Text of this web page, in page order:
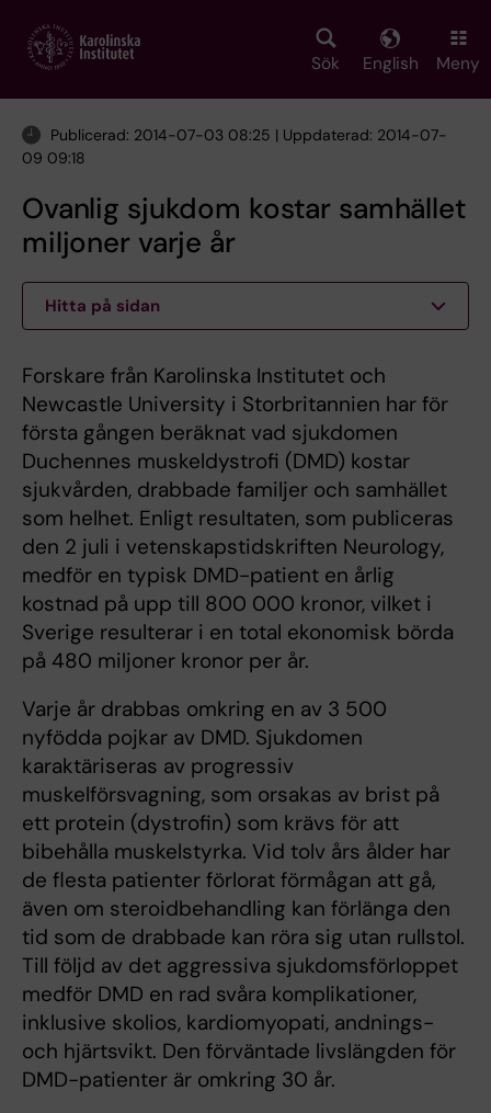
main
Sök English Meny
Publicerad: 2014-07-03 08:25 | Uppdaterad: 2014-07-
09 09:18
Ovanlig sjukdom kostar samhället
miljoner varje år
Hitta på sidan
Forskare från Karolinska Institutet och
Newcastle University i Storbritannien har för
första gången beräknat vad sjukdomen
Duchennes muskeldystrofi (DMD) kostar
sjukvården, drabbade familjer och samhället
som helhet. Enligt resultaten, som publiceras
den 2 juli i vetenskapstidskriften Neurology,
medför en typisk DMD-patient en årlig
kostnad på upp till 800 000 kronor, vilket i
Sverige resulterar i en total ekonomisk börda
på 480 miljoner kronor per år.
Varje år drabbas omkring en av 3 500
nyfödda pojkar av DMD. Sjukdomen
karaktäriseras av progressiv
muskelförsvagning, som orsakas av brist på
ett protein (dystrofin) som krävs för att
bibehålla muskelstyrka. Vid tolv års ålder har
de flesta patienter förlorat förmågan att gå,
även om steroidbehandling kan förlänga den
tid som de drabbade kan röra sig utan rullstol.
Till följd av det aggressiva sjukdomsförloppet
medför DMD en rad svåra komplikationer,
inklusive skolios, kardiomyopati, andnings-
och hjärtsvikt. Den förväntade livslängden för
DMD-patienter är omkring 30 år.